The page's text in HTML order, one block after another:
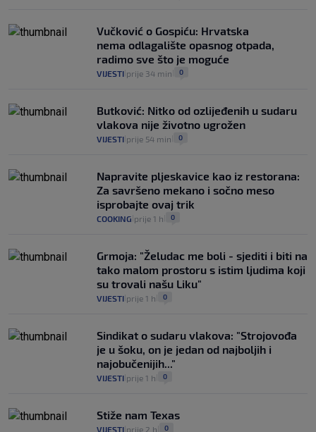
Vučković o Gospiću: Hrvatska
nema odlagalište opasnog otpada,
radimo sve što je moguće
VIJESTI prije 34 min 0
Butković: Nitko od ozlijeđenih u sudaru
vlakova nije životno ugrožen
VIJESTI prije 54 min 0
Napravite pljeskavice kao iz restorana:
Za savršeno mekano i sočno meso
isprobajte ovaj trik
COOKING prije 1 h 0
Grmoja: "Želudac me boli - sjediti i biti na
tako malom prostoru s istim ljudima koji
su trovali našu Liku"
VIJESTI prije 1 h 0
Sindikat o sudaru vlakova: "Strojovođa
je u šoku, on je jedan od najboljih i
najobučenijih..."
VIJESTI prije 1 h 0
Stiže nam Texas
VIJESTI prije 2 h 0